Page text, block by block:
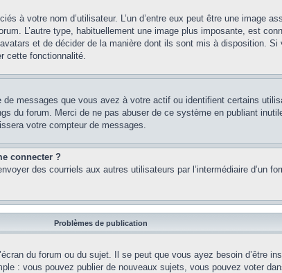
à votre nom d’utilisateur. L’un d’entre eux peut être une image
L’autre type, habituellement une image plus imposante, est
et de décider de la manière dont ils sont mis à disposition.
cette fonctionnalité.
messages que vous avez à votre actif ou identifient certains
du forum. Merci de ne pas abuser de ce système en publiant
votre compteur de messages.
connecter ?
des courriels aux autres utilisateurs par l’intermédiaire d’un
Problèmes de publication
du forum ou du sujet. Il se peut que vous ayez besoin d’être
: vous pouvez publier de nouveaux sujets, vous pouvez voter